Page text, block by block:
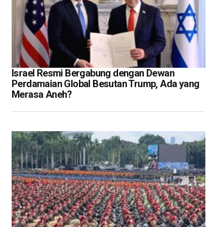
Israel Resmi Bergabung dengan Dewan
Perdamaian Global Besutan Trump, Ada yang
Merasa Aneh?